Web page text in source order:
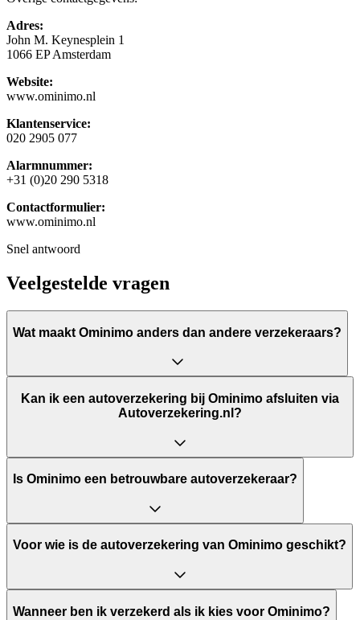
Adres:
John M. Keynesplein 1
1066 EP Amsterdam
Website:
www.ominimo.nl
Klantenservice:
020 2905 077
Alarmnummer:
+31 (0)20 290 5318
Contactformulier:
www.ominimo.nl
Snel antwoord
Veelgestelde vragen
Wat maakt Ominimo anders dan andere verzekeraars?
Kan ik een autoverzekering bij Ominimo afsluiten via
Autoverzekering.nl?
Is Ominimo een betrouwbare autoverzekeraar?
Voor wie is de autoverzekering van Ominimo geschikt?
Wanneer ben ik verzekerd als ik kies voor Ominimo?